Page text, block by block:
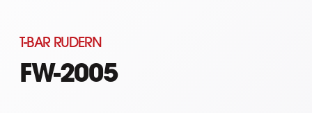
T-BAR RUDERN
FW-2005